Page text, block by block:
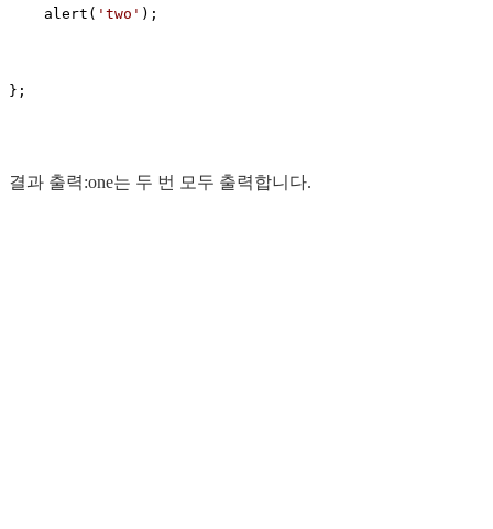
    alert(
' two ' );
};
결과 출력:one는 두 번 모두 출력합니다.